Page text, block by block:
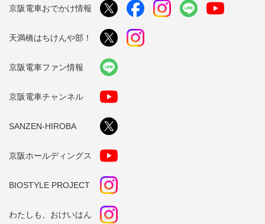
京阪電車おでかけ情報
天満橋はちけんや部！
京阪電車ファン情報
京阪電車チャンネル
SANZEN-HIROBA
京阪ホールディングス
BIOSTYLE PROJECT
わたしも、おけいはん